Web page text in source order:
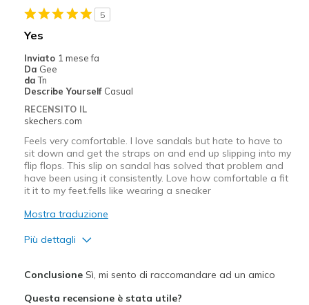
Sizing
View On Shoes
5
Yes
Inviato 1 mese fa
Da Gee
da Tn
Describe Yourself Casual
RECENSITO IL
skechers.com
Feels very comfortable. I love sandals but hate to have to
sit down and get the straps on and end up slipping into my
flip flops. This slip on sandal has solved that problem and
have been using it consistently. Love how comfortable a fit
it it to my feet.fells like wearing a sneaker
Mostra traduzione
Più dettagli
ConclusioneSì, mi sento di raccomandare ad un amico
Questa recensione è stata utile?